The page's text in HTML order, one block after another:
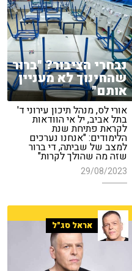
נבחרי הציבור? "ברור
שהחינוך לא מעניין
אותם"
אורי לס, מנהל תיכון עירוני ד'
בתל אביב, יל אי הוודאות
לקראת פתיחת שנת
הלימודים: "אנחנו נערכים
למצב של שביתה, די ברור
שזה מה שהולך לקרות"
29/08/2023
אראל סג"ל